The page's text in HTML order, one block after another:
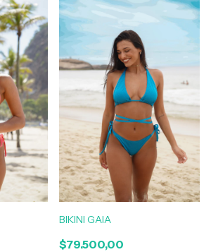
BIKINI GAIA
$79.500,00